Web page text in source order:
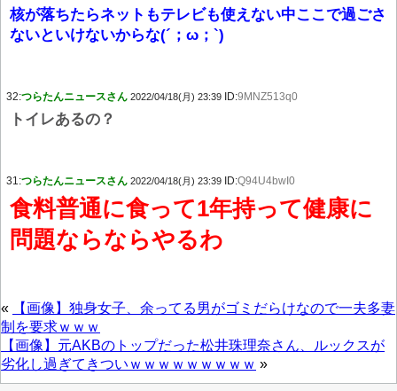
核が落ちたらネットもテレビも使えない中ここで過ごさ
ないといけないからな(´；ω；`)
32:つらたんニュースさん 2022/04/18(月) 23:39 ID:9MNZ513q0
トイレあるの？
31:つらたんニュースさん 2022/04/18(月) 23:39 ID:Q94U4bwI0
食料普通に食って1年持って健康に
問題ならならやるわ
«
【画像】独身女子、余ってる男がゴミだらけなので一夫多妻
制を要求ｗｗｗ
【画像】元AKBのトップだった松井珠理奈さん、ルックスが
劣化し過ぎてきついｗｗｗｗｗｗｗｗｗ »